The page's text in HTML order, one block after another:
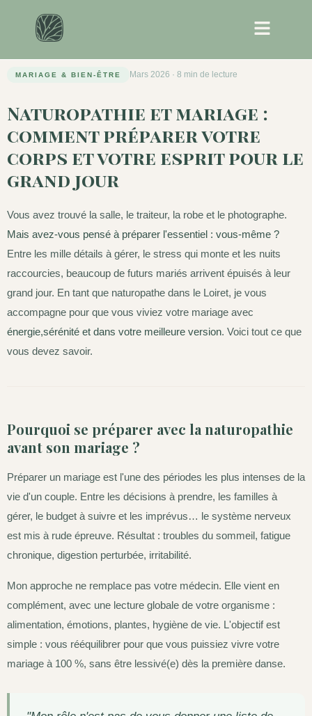
MARIAGE & BIEN-ÊTRE Mars 2026 · 8 min de lecture
Naturopathie et mariage :
comment préparer votre
corps et votre esprit pour le
grand jour
Vous avez trouvé la salle, le traiteur, la robe et le photographe.
Mais avez-vous pensé à préparer l'essentiel : vous-même ?
Entre les mille détails à gérer, le stress qui monte et les nuits
raccourcies, beaucoup de futurs mariés arrivent épuisés à leur
grand jour. En tant que naturopathe dans le Loiret, je vous
accompagne pour que vous viviez votre mariage avec
énergie,sérénité et dans votre meilleure version. Voici tout ce que
vous devez savoir.
Pourquoi se préparer avec la naturopathie
avant son mariage ?
Préparer un mariage est l'une des périodes les plus intenses de la
vie d'un couple. Entre les décisions à prendre, les familles à
gérer, le budget à suivre et les imprévus… le système nerveux
est mis à rude épreuve. Résultat : troubles du sommeil, fatigue
chronique, digestion perturbée, irritabilité.
Mon approche ne remplace pas votre médecin. Elle vient en
complément, avec une lecture globale de votre organisme :
alimentation, émotions, plantes, hygiène de vie. L'objectif est
simple : vous rééquilibrer pour que vous puissiez vivre votre
mariage à 100 %, sans être lessivé(e) dès la première danse.